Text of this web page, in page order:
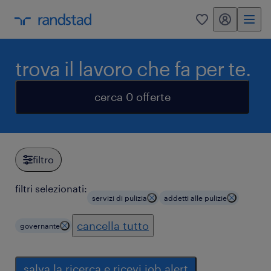
0 my randstad
trova il lavoro che fa per te.
cerca 0 offerte
filtro
filtri selezionati:
servizi di pulizia addetti alle pulizie
governante cancella tutto